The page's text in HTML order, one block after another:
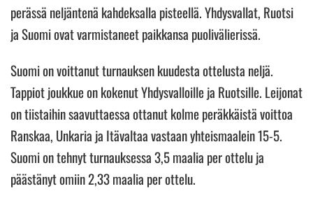
perässä neljäntenä kahdeksalla pisteellä. Yhdysvallat, Ruotsi
ja Suomi ovat varmistaneet paikkansa puolivälierissä.
Suomi on voittanut turnauksen kuudesta ottelusta neljä.
Tappiot joukkue on kokenut Yhdysvalloille ja Ruotsille. Leijonat
on tiistaihin saavuttaessa ottanut kolme peräkkäistä voittoa
Ranskaa, Unkaria ja Itävaltaa vastaan yhteismaalein 15-5.
Suomi on tehnyt turnauksessa 3,5 maalia per ottelu ja
päästänyt omiin 2,33 maalia per ottelu.